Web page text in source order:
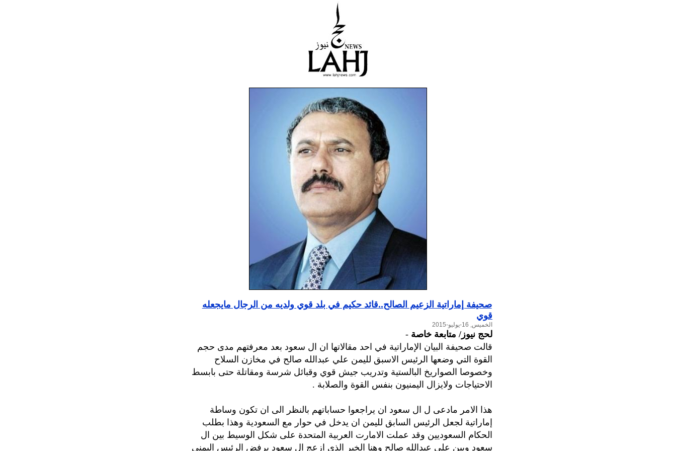
صحيفة إماراتية الزعيم الصالح..قائد حكيم في بلد قوي ولديه من الرجال مايجعله
قوي
الخميس, 16-يوليو-2015
لحج نيوز/ متابعة خاصة -
قالت صحيفة البيان الإماراتية في احد مقالاتها ان ال سعود بعد معرفتهم مدى حجم
القوة التي وضعها الرئيس الاسبق لليمن علي عبدالله صالح في مخازن السلاح
وخصوصا الصواريخ البالستية وتدريب جيش قوي وقبائل شرسة ومقاتلة حتى بابسط
الاحتياجات ولايزال اليمنيون بنفس القوة والصلابة .
هذا الامر مادعى ل ال سعود ان يراجعوا حساباتهم بالنظر الى ان تكون وساطة
إماراتية لجعل الرئيس السابق لليمن ان يدخل في حوار مع السعودية وهذا بطلب
الحكام السعوديين وقد عملت الامارت العربية المتحدة على شكل الوسيط بين ال
سعود وبين علي عبدالله صالح وهنا الخبر الذي ازعج ال سعود برفض الرئيس اليمني